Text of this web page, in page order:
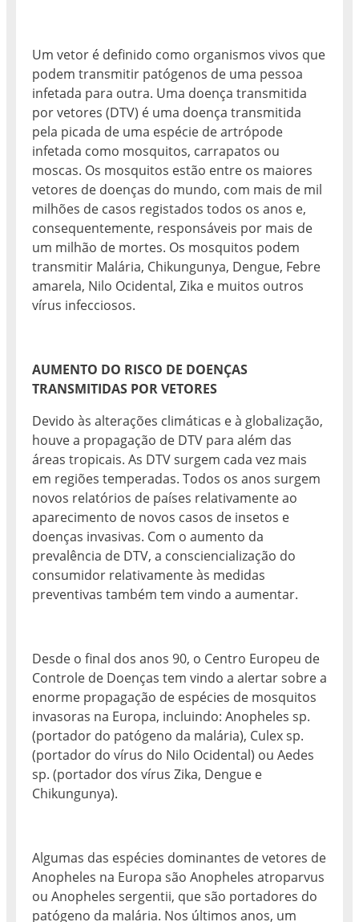
Um vetor é definido como organismos vivos que
podem transmitir patógenos de uma pessoa
infetada para outra. Uma doença transmitida
por vetores (DTV) é uma doença transmitida
pela picada de uma espécie de artrópode
infetada como mosquitos, carrapatos ou
moscas. Os mosquitos estão entre os maiores
vetores de doenças do mundo, com mais de mil
milhões de casos registados todos os anos e,
consequentemente, responsáveis por mais de
um milhão de mortes. Os mosquitos podem
transmitir Malária, Chikungunya, Dengue, Febre
amarela, Nilo Ocidental, Zika e muitos outros
vírus infecciosos.
AUMENTO DO RISCO DE DOENÇAS
TRANSMITIDAS POR VETORES
Devido às alterações climáticas e à globalização,
houve a propagação de DTV para além das
áreas tropicais. As DTV surgem cada vez mais
em regiões temperadas. Todos os anos surgem
novos relatórios de países relativamente ao
aparecimento de novos casos de insetos e
doenças invasivas. Com o aumento da
prevalência de DTV, a consciencialização do
consumidor relativamente às medidas
preventivas também tem vindo a aumentar.
Desde o final dos anos 90, o Centro Europeu de
Controle de Doenças tem vindo a alertar sobre a
enorme propagação de espécies de mosquitos
invasoras na Europa, incluindo: Anopheles sp.
(portador do patógeno da malária), Culex sp.
(portador do vírus do Nilo Ocidental) ou Aedes
sp. (portador dos vírus Zika, Dengue e
Chikungunya).
Algumas das espécies dominantes de vetores de
Anopheles na Europa são Anopheles atroparvus
ou Anopheles sergentii, que são portadores do
patógeno da malária. Nos últimos anos, um